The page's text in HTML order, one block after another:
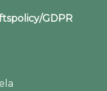
GDPR